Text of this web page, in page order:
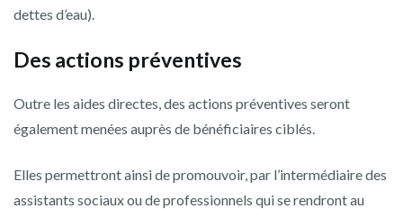
dettes d’eau).
Des actions préventives
Outre les aides directes, des actions préventives seront
également menées auprès de bénéficiaires ciblés.
Elles permettront ainsi de promouvoir, par l’intermédiaire des
assistants sociaux ou de professionnels qui se rendront au